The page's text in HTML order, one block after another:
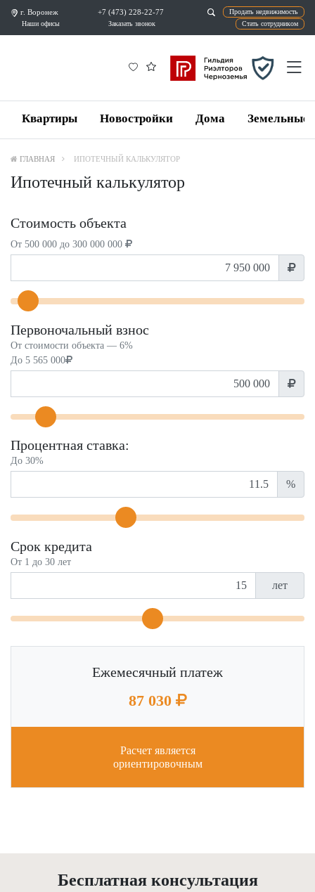
г. Воронеж
Наши офисы
+7 (473) 228-22-77
Квартиры Новостройки Дома Земельные
ГЛАВНАЯ ИПОТЕЧНЫЙ КАЛЬКУЛЯТОР
Ипотечный калькулятор
Стоимость объекта
От 500 000 до 300 000 000
Первоночальный взнос
От стоимости объекта — 6%
До 5 565 000
Процентная ставка:
До 30%
%
Срок кредита
От 1 до 30 лет
лет
Ежемесячный платеж
87 030
Расчет является
ориентировочным
Бесплатная консультация